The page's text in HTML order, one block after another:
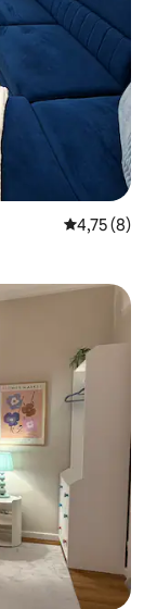
4,75 av 5 i
4,75 (8)